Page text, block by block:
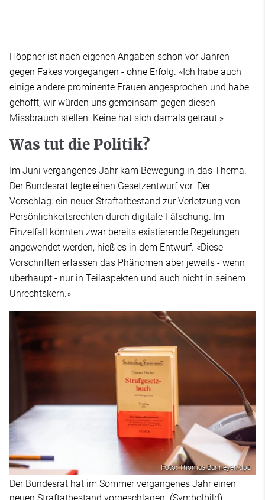
Höppner ist nach eigenen Angaben schon vor Jahren
gegen Fakes vorgegangen - ohne Erfolg. «Ich habe auch
einige andere prominente Frauen angesprochen und habe
gehofft, wir würden uns gemeinsam gegen diesen
Missbrauch stellen. Keine hat sich damals getraut.»
Was tut die Politik?
Im Juni vergangenes Jahr kam Bewegung in das Thema.
Der Bundesrat legte einen Gesetzentwurf vor. Der
Vorschlag: ein neuer Straftatbestand zur Verletzung von
Persönlichkeitsrechten durch digitale Fälschung. Im
Einzelfall könnten zwar bereits existierende Regelungen
angewendet werden, hieß es in dem Entwurf. «Diese
Vorschriften erfassen das Phänomen aber jeweils - wenn
überhaupt - nur in Teilaspekten und auch nicht in seinem
Unrechtskern.»
Foto: Thomas Banneyer/dpa
Der Bundesrat hat im Sommer vergangenes Jahr einen